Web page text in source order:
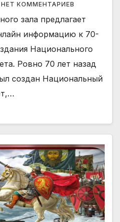
НЕТ КОММЕНТАРИЕВ
зала предлагает
информацию к 70-
Национального
Ровно 70 лет назад
создан Национальный